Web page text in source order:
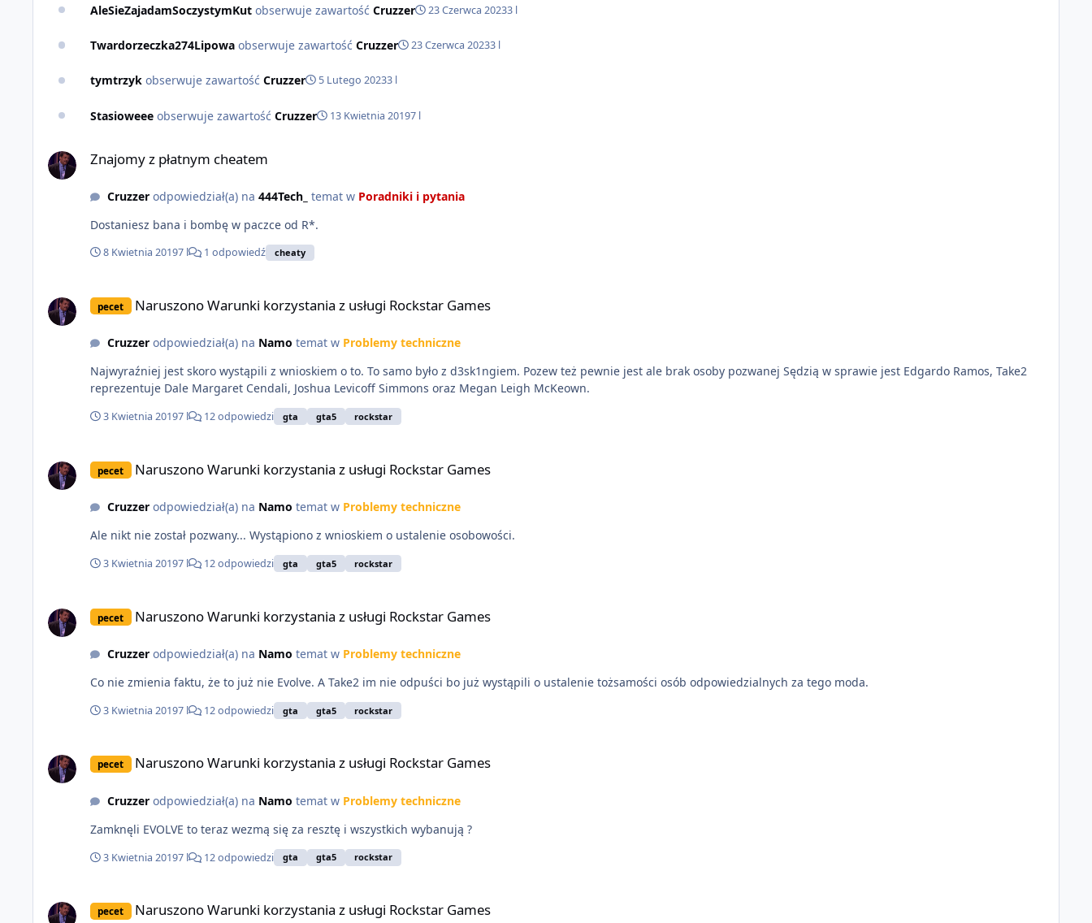
AleSieZajadamSoczystymKut obserwuje zawartość Cruzzer 23 Czerwca 20233 l
Twardorzeczka274Lipowa obserwuje zawartość Cruzzer 23 Czerwca 20233 l
tymtrzyk obserwuje zawartość Cruzzer 5 Lutego 20233 l
Stasioweee obserwuje zawartość Cruzzer 13 Kwietnia 20197 l
Znajomy z płatnym cheatem
Cruzzerodpowiedział(a) na 444Tech_ temat w Poradniki i pytania
Dostaniesz bana i bombę w paczce od R*.
8 Kwietnia 20197 l 1 odpowiedź cheaty
pecet Naruszono Warunki korzystania z usługi Rockstar Games
Cruzzerodpowiedział(a) na Namo temat w Problemy techniczne
Najwyraźniej jest skoro wystąpili z wnioskiem o to. To samo było z d3sk1ngiem. Pozew też pewnie jest ale brak osoby pozwanej Sędzią w sprawie jest Edgardo Ramos, Take2
reprezentuje Dale Margaret Cendali, Joshua Levicoff Simmons oraz Megan Leigh McKeown.
3 Kwietnia 20197 l 12 odpowiedzi gta gta5 rockstar
pecet Naruszono Warunki korzystania z usługi Rockstar Games
Cruzzerodpowiedział(a) na Namo temat w Problemy techniczne
Ale nikt nie został pozwany... Wystąpiono z wnioskiem o ustalenie osobowości.
3 Kwietnia 20197 l 12 odpowiedzi gta gta5 rockstar
pecet Naruszono Warunki korzystania z usługi Rockstar Games
Cruzzerodpowiedział(a) na Namo temat w Problemy techniczne
Co nie zmienia faktu, że to już nie Evolve. A Take2 im nie odpuści bo już wystąpili o ustalenie tożsamości osób odpowiedzialnych za tego moda.
3 Kwietnia 20197 l 12 odpowiedzi gta gta5 rockstar
pecet Naruszono Warunki korzystania z usługi Rockstar Games
Cruzzerodpowiedział(a) na Namo temat w Problemy techniczne
Zamknęli EVOLVE to teraz wezmą się za resztę i wszystkich wybanują ?
3 Kwietnia 20197 l 12 odpowiedzi gta gta5 rockstar
pecet Naruszono Warunki korzystania z usługi Rockstar Games